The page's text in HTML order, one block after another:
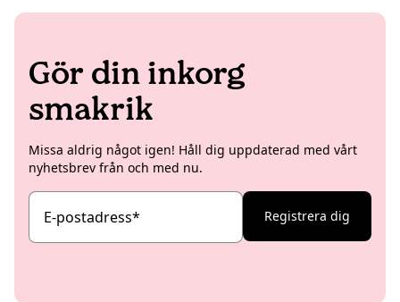
Gör din inkorg
smakrik
Missa aldrig något igen! Håll dig uppdaterad med vårt
nyhetsbrev från och med nu.
E-postadress* Registrera dig